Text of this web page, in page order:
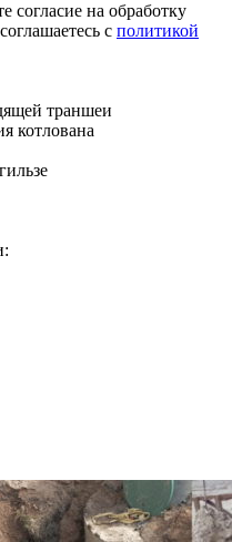
согласие на обработку
с политикой
траншеи
котлована